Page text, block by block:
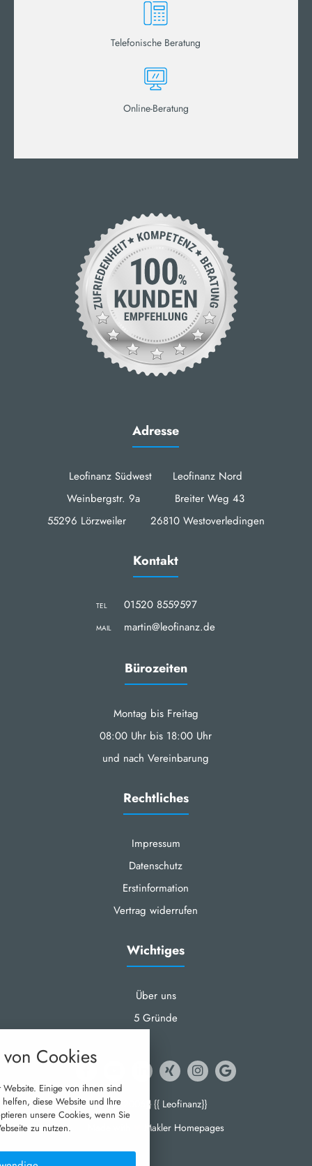
Telefonische Beratung
Online-Beratung
Adresse
Leofinanz Südwest Leofinanz Nord
Weinbergstr. 9a Breiter Weg 43
55296 Lörzweiler 26810 Westoverledingen
Kontakt
TEL 01520 8559597
MAIL martin@leofinanz.de
Bürozeiten
Montag bis Freitag
08:00 Uhr bis 18:00 Uhr
und nach Vereinbarung
Rechtliches
Impressum
Datenschutz
Erstinformation
Vertrag widerrufen
Wichtiges
Über uns
5 Gründe
© {{ 2006}} {{ Leofinanz}}
Makler Homepages
Cookies
Einige von ihnen sind
diese Website und Ihre
unsere Cookies, wenn Sie
zu nutzen.
Kategorien zu akzeptieren
Notwendig
Performance